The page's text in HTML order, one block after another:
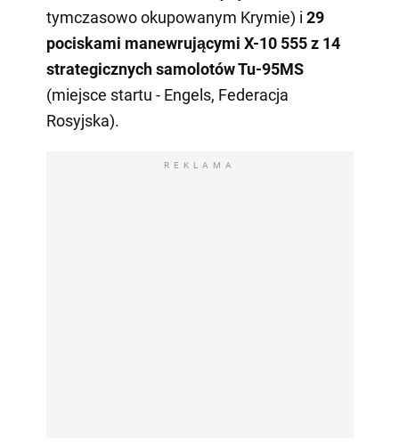
tymczasowo okupowanym Krymie) i 29
pociskami manewrującymi X-10 555 z 14
strategicznych samolotów Tu-95MS
(miejsce startu - Engels, Federacja
Rosyjska).
REKLAMA